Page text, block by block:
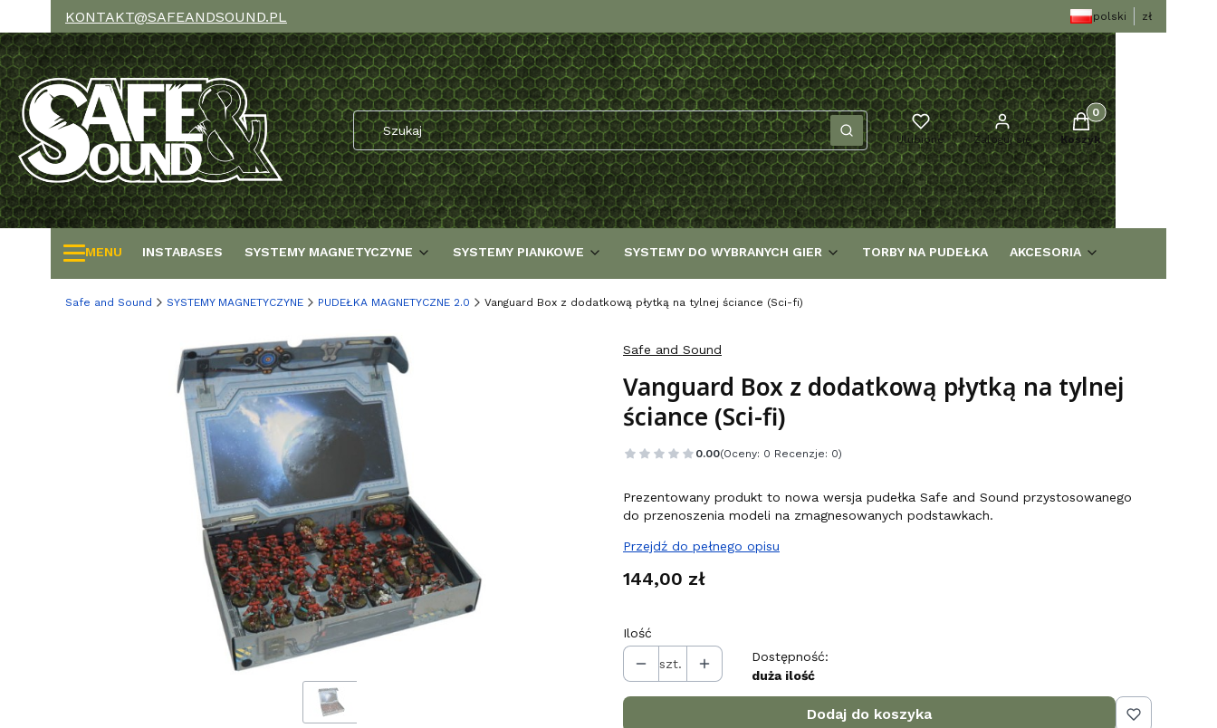
KONTAKT@SAFEANDSOUND.PL polski zł
WyczyśćSzukaj Ulubione Zaloguj się
Produkty w koszyku:
Koszyk
MENU INSTABASES SYSTEMY MAGNETYCZYNE SYSTEMY PIANKOWE SYSTEMY DO WYBRANYCH GIER TORBY NA PUDEŁKA AKCESORIA
Safe and Sound SYSTEMY MAGNETYCZYNE PUDEŁKA MAGNETYCZNE 2.0 Vanguard Box z dodatkową płytką na tylnej ściance (Sci-fi)
Safe and Sound
Vanguard Box z dodatkową płytką na tylnej
ściance (Sci-fi)
0.00(Oceny: 0 Recenzje: 0)
Prezentowany produkt to nowa wersja pudełka Safe and Sound przystosowanego
do przenoszenia modeli na zmagnesowanych podstawkach.
Przejdź do pełnego opisu
Cena
144,00 zł
Ilość
szt.
Dostępność:
duża ilość
Dodaj do koszyka